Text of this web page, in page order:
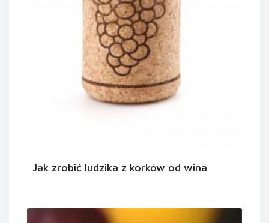
Jak zrobić ludzika z korków od wina